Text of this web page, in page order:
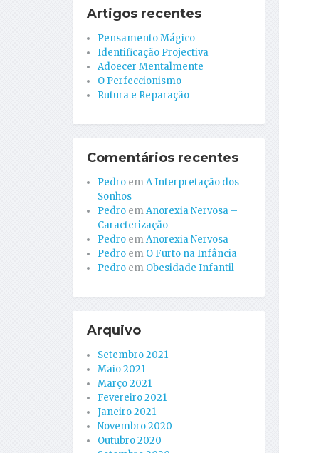
Artigos recentes
Pensamento Mágico
Identificação Projectiva
Adoecer Mentalmente
O Perfeccionismo
Rutura e Reparação
Comentários recentes
Pedro emA Interpretação dos
Sonhos
Pedro emAnorexia Nervosa –
Caracterização
Pedro emAnorexia Nervosa
Pedro em O Furto na Infância
Pedro em Obesidade Infantil
Arquivo
Setembro 2021
Maio 2021
Março 2021
Fevereiro 2021
Janeiro 2021
Novembro 2020
Outubro 2020